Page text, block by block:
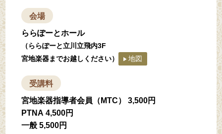
会場
ららぽーとホール
（ららぽーと立川立飛内3F
宮地楽器までお越しください）
地図
受講料
宮地楽器指導者会員（MTC）
3,500円
PTNA 4,500円
一般 5,500円